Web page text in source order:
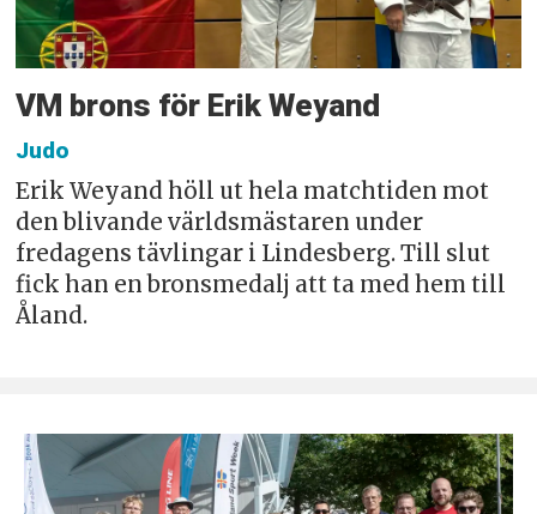
VM brons för Erik Weyand
Judo
Erik Weyand höll ut hela matchtiden mot
den blivande världsmästaren under
fredagens tävlingar i Lindesberg. Till slut
fick han en bronsmedalj att ta med hem till
Åland.